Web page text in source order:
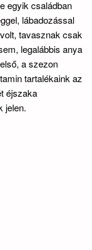
egyik családban
lábadozással
tavasznak csak
legalábbis anya
a szezon
tartalékaink az
éjszaka
jelen.